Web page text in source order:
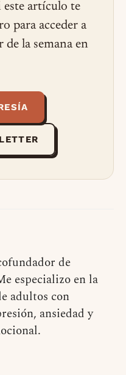
artículo te
para acceder a
la semana en
de
especializo en la
adultos con
ansiedad y